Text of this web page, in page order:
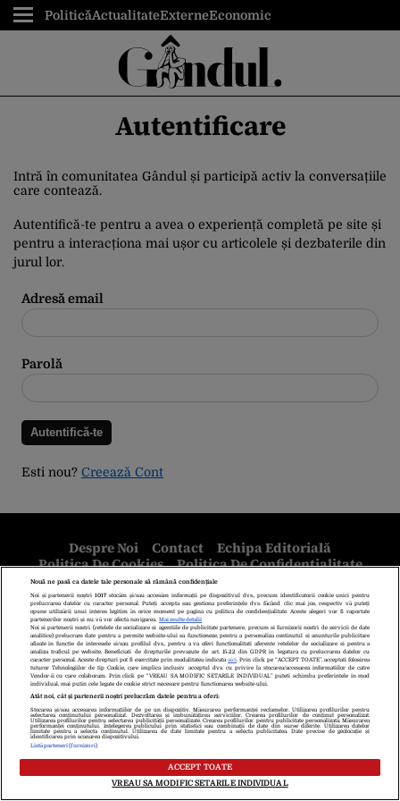
PoliticăActualitateExterneEconomic
Autentificare
Intră în comunitatea Gândul și participă activ la conversațiile
care contează.
Autentifică-te pentru a avea o experiență completă pe site și
pentru a interacționa mai ușor cu articolele și dezbaterile din
jurul lor.
Adresă email
Parolă
Esti nou? Creează Cont
Despre Noi Contact
Echipa Editorială
Politica De Cookies
Politica De Confidențialitate
Termeni Și Condiții
copyright © 2026
Citarea se poate face în limita a 250 de semne. Nici o instituţie sau persoană
(site-uri, instituţii mass-media, firme de monitorizare) nu poate reproduce
integral scrierile publicistice purtătoare de Drepturi de Autor.
Decizia ONJN nr. 1598/16.09.2021. Jocurile de noroc sunt interzise
minorilor.